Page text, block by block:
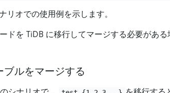
リオでの使用例を示します。
ドを TiDB に移行してマージする必要がある
ブルをマージする